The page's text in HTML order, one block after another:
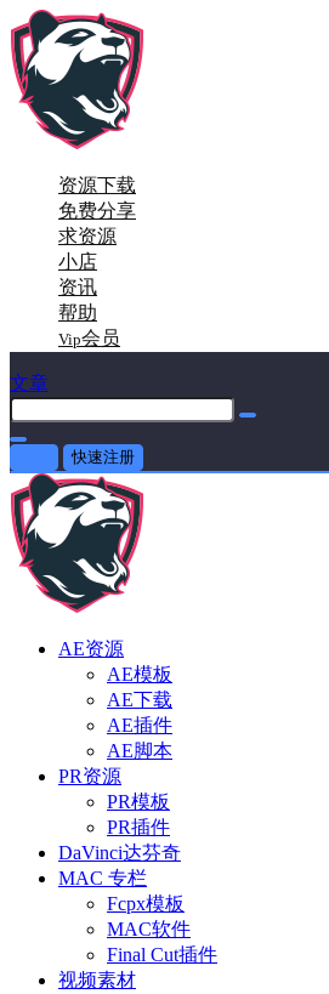
资源下载
免费分享
求资源
小店
资讯
帮助
Vip会员
文章
快速注册
AE资源
AE模板
AE下载
AE插件
AE脚本
PR资源
PR模板
PR插件
DaVinci达芬奇
MAC 专栏
Fcpx模板
MAC软件
Final Cut插件
视频素材